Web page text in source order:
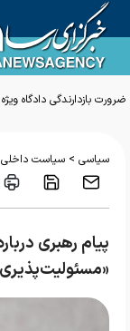
ضرورت بازدارندگی دادگاه
سیاسی > سیاست داخلی
پیام رهبری